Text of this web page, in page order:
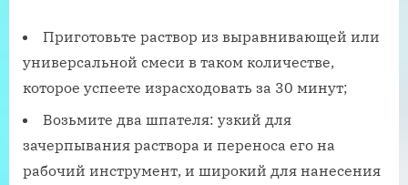
Приготовьте раствор из выравнивающей или
универсальной смеси в таком количестве,
которое успеете израсходовать за 30 минут;
Возьмите два шпателя: узкий для
зачерпывания раствора и переноса его на
рабочий инструмент, и широкий для нанесения